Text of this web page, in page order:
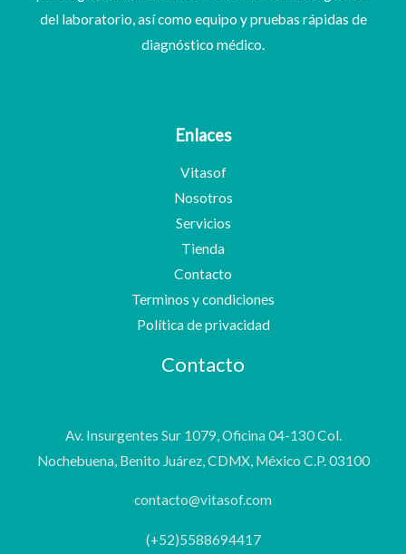
del laboratorio, así como equipo y pruebas rápidas de
diagnóstico médico.
Enlaces
Vitasof
Nosotros
Servicios
Tienda
Contacto
Terminos y condiciones
Política de privacidad
Contacto
Av. Insurgentes Sur 1079, Oficina 04-130 Col.
Nochebuena, Benito Juárez, CDMX, México C.P. 03100
contacto@vitasof.com
(+52)5588694417